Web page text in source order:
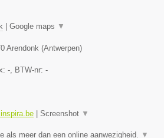
Google maps ▼
Arendonk (Antwerpen)
-, BTW-nr: -
Screenshot ▼
als meer dan een online aanwezigheid. ▼